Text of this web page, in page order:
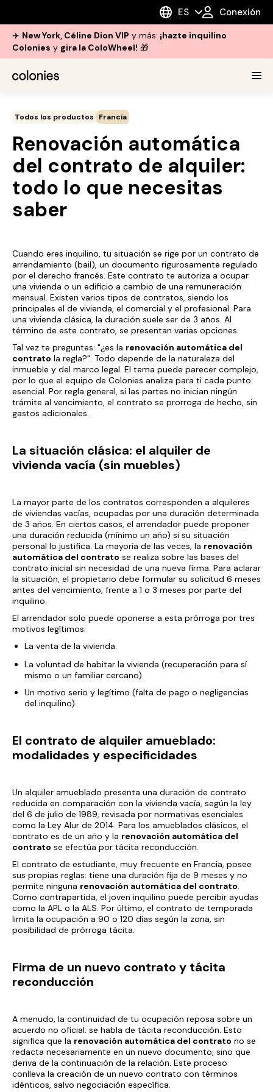
ES Conexión
✈️ New York, Céline Dion VIP y más: ¡hazte inquilino
Colonies y gira la ColoWheel! 🎁
Todos los productos Francia
Renovación automática
del contrato de alquiler:
todo lo que necesitas
saber
Cuando eres inquilino, tu situación se rige por un contrato de
arrendamiento (bail), un documento rigurosamente regulado
por el derecho francés. Este contrato te autoriza a ocupar
una vivienda o un edificio a cambio de una remuneración
mensual. Existen varios tipos de contratos, siendo los
principales el de vivienda, el comercial y el profesional. Para
una vivienda clásica, la duración suele ser de 3 años. Al
término de este contrato, se presentan varias opciones.
Tal vez te preguntes: "¿es la renovación automática del
contrato la regla?". Todo depende de la naturaleza del
inmueble y del marco legal. El tema puede parecer complejo,
por lo que el equipo de Colonies analiza para ti cada punto
esencial. Por regla general, si las partes no inician ningún
trámite al vencimiento, el contrato se prorroga de hecho, sin
gastos adicionales.
La situación clásica: el alquiler de
vivienda vacía (sin muebles)
La mayor parte de los contratos corresponden a alquileres
de viviendas vacías, ocupadas por una duración determinada
de 3 años. En ciertos casos, el arrendador puede proponer
una duración reducida (mínimo un año) si su situación
personal lo justifica. La mayoría de las veces, la renovación
automática del contrato se realiza sobre las bases del
contrato inicial sin necesidad de una nueva firma. Para aclarar
la situación, el propietario debe formular su solicitud 6 meses
antes del vencimiento, frente a 1 o 3 meses por parte del
inquilino.
El arrendador solo puede oponerse a esta prórroga por tres
motivos legítimos:
La venta de la vivienda.
La voluntad de habitar la vivienda (recuperación para sí
mismo o un familiar cercano).
Un motivo serio y legítimo (falta de pago o negligencias
del inquilino).
El contrato de alquiler amueblado:
modalidades y especificidades
Un alquiler amueblado presenta una duración de contrato
reducida en comparación con la vivienda vacía, según la ley
del 6 de julio de 1989, revisada por normativas esenciales
como la Ley Alur de 2014. Para los amueblados clásicos, el
contrato es de un año y la renovación automática del
contrato se efectúa por tácita reconducción.
El contrato de estudiante, muy frecuente en Francia, posee
sus propias reglas: tiene una duración fija de 9 meses y no
permite ninguna renovación automática del contrato.
Como contrapartida, el joven inquilino puede percibir ayudas
como la APL o la ALS. Por último, el contrato de temporada
limita la ocupación a 90 o 120 días según la zona, sin
posibilidad de prórroga tácita.
Firma de un nuevo contrato y tácita
reconducción
A menudo, la continuidad de tu ocupación reposa sobre un
acuerdo no oficial: se habla de tácita reconducción. Esto
significa que la renovación automática del contrato no se
redacta necesariamente en un nuevo documento, sino que
deriva de la continuación de la relación. Este proceso
conlleva la creación de un nuevo contrato con términos
idénticos, salvo negociación específica.